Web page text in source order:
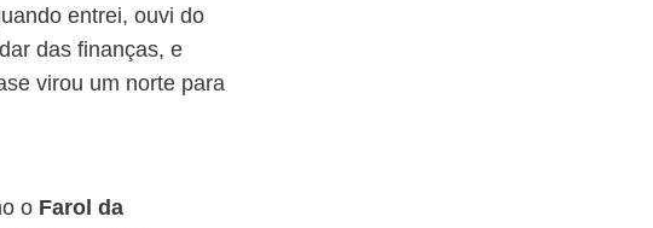
entrei, ouvi do
das finanças, e
virou um norte para
o Farol da